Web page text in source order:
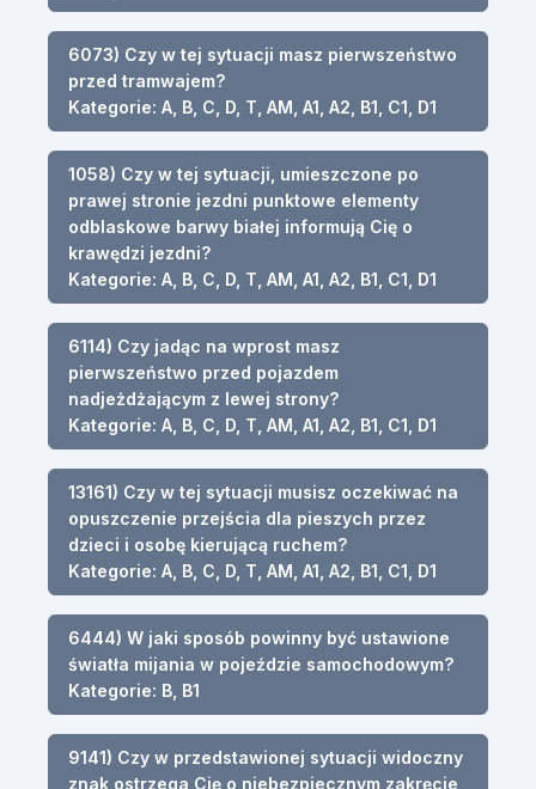
6073) Czy w tej sytuacji masz pierwszeństwo
przed tramwajem?
Kategorie: A, B, C, D, T, AM, A1, A2, B1, C1, D1
1058) Czy w tej sytuacji, umieszczone po
prawej stronie jezdni punktowe elementy
odblaskowe barwy białej informują Cię o
krawędzi jezdni?
Kategorie: A, B, C, D, T, AM, A1, A2, B1, C1, D1
6114) Czy jadąc na wprost masz
pierwszeństwo przed pojazdem
nadjeżdżającym z lewej strony?
Kategorie: A, B, C, D, T, AM, A1, A2, B1, C1, D1
13161) Czy w tej sytuacji musisz oczekiwać na
opuszczenie przejścia dla pieszych przez
dzieci i osobę kierującą ruchem?
Kategorie: A, B, C, D, T, AM, A1, A2, B1, C1, D1
6444) W jaki sposób powinny być ustawione
światła mijania w pojeździe samochodowym?
Kategorie: B, B1
9141) Czy w przedstawionej sytuacji widoczny
znak ostrzega Cię o niebezpiecznym zakręcie